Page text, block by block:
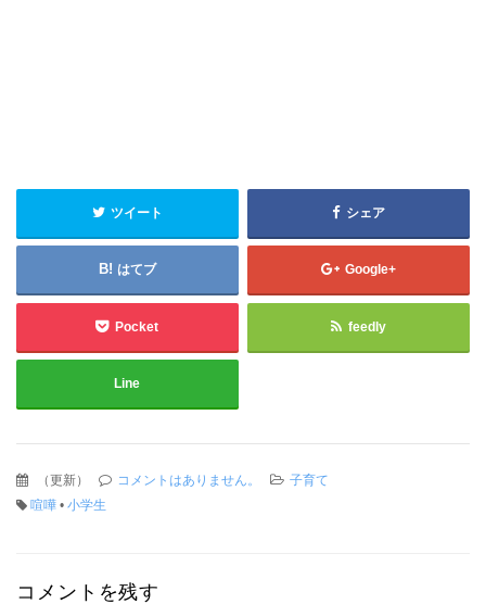
ツイート シェア
はてブ Google+
Pocket feedly
Line
（更新） コメントはありません。
子育て
喧嘩 • 小学生
コメントを残す